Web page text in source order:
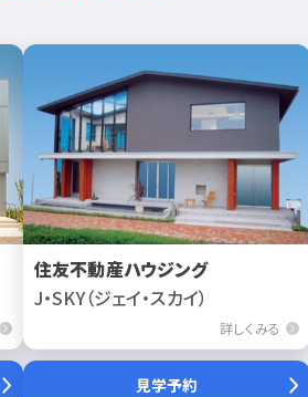
住友不動産ハウジング
J・SKY（ジェイ・スカイ）
詳しくみる
見学予約